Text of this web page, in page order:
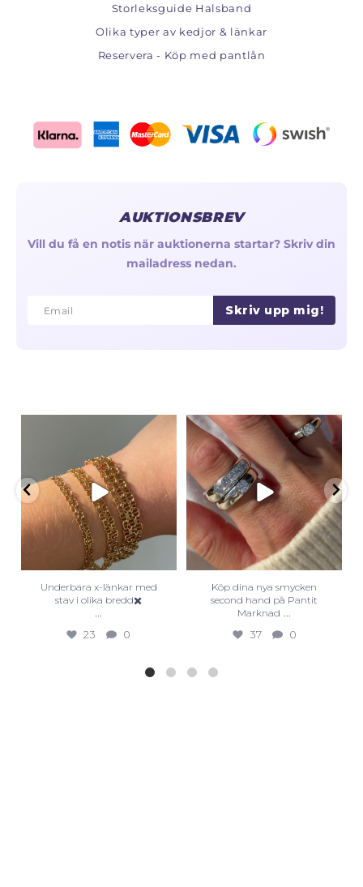
Storleksguide Halsband
Olika typer av kedjor & länkar
Reservera - Köp med pantlån
AUKTIONSBREV
Vill du få en notis när auktionerna startar? Skriv din
mailadress nedan.
Email
Email Skriv upp mig!
Underbara x-länkar med
stav i olika bredd✖️
...
23 0
Köp dina nya smycken
second hand på Pantit
Marknad ...
37 0